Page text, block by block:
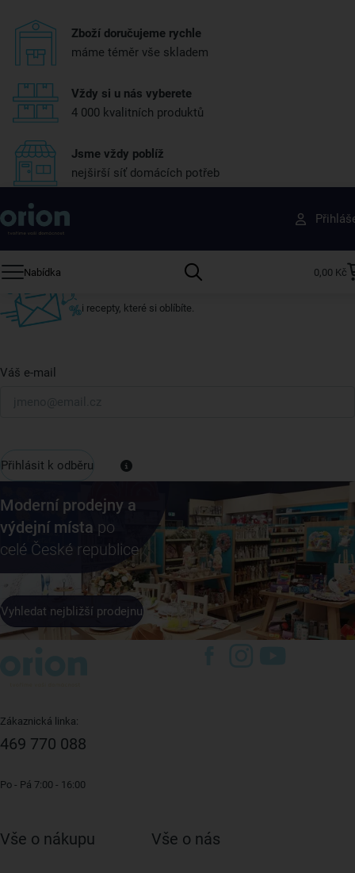
Zboží doručujeme rychle
máme téměr vše skladem
Vždy si u nás vyberete
4 000 kvalitních produktů
Jsme vždy poblíž
nejširší síť domácích potřeb
Nabídka 0,00 Kč
Získejte rady, recepty a tipy na slevy dřív než
ostatní
Přihlaste se k odběru našeho newsletteru.
i recepty, které si oblíbíte.
Váš e-mail
Přihlásit k odběru
Moderní prodejny a
výdejní místa po
celé České republice
Vyhledat nejbližší prodejnu
Zákaznická linka:
469 770 088
Po - Pá 7:00 - 16:00
Vše o nákupu Vše o nás